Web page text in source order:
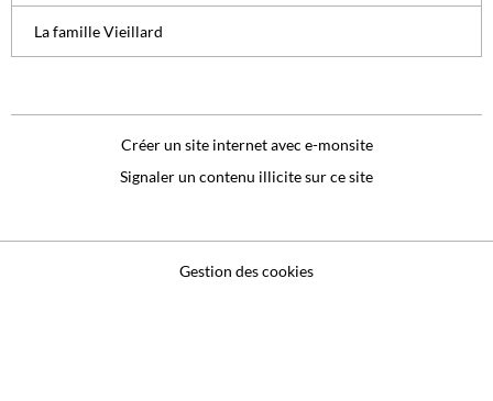
La famille Vieillard
Créer un site internet avec e-monsite
Signaler un contenu illicite sur ce site
Gestion des cookies